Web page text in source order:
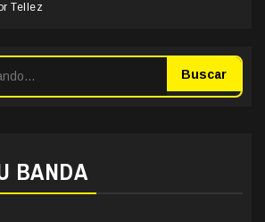
Tellez
Buscar
BANDA